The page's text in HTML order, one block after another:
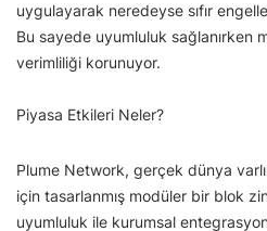
uygulayarak neredeyse sıfır
Bu sayede uyumluluk sağlanırken
verimliliği korunuyor.
Piyasa Etkileri Neler?
Plume Network, gerçek dünya
için tasarlanmış modüler bir blok
uyumluluk ile kurumsal